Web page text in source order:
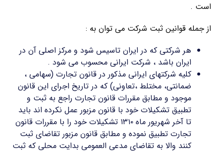
است .
از جمله قوانین ثبت شرکت می توان به :
هر شرکتی که در ایران تاسیس شود و مرکز اصلی آن در
ایران باشد ، شرکت ایرانی محسوب می شود .
کلیه شرکتهای ایرانی مذکور در قانون تجارت (سهامی ،
ضمانتی، مختلط ،تعاونی) که در تاریخ اجرای این قانون
موجود و مطابق مقررات قانون تجارت راجع به ثبت و
تطبیق تشکیلات خود با قانون مزبور عمل نکرده اند باید
تا آخر شهریور ماه ۱۳۱۰ تشکیلات خود را با مقررات قانون
تجارت تطبیق نموده و مطابق قانون مزبور تقاضای ثبت
کنند والا به تقاضای مدعی العمومی بدایت محلی که ثبت